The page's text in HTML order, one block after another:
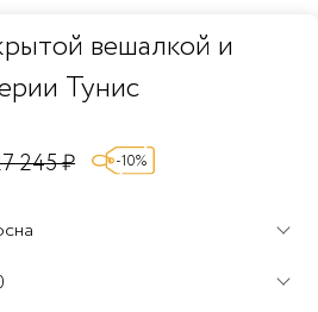
вешалкой и
Тунис
245 ₽ -10%